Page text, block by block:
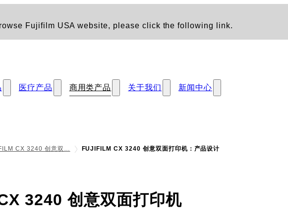
Fujifilm USA website, please click the following link.
医疗产品 商用类产品 关于我们 新闻中心
CX 3240 创意双… FUJIFILM CX 3240 创意双面打印机：产品设计
3240 创意双面打印机- 产品设计